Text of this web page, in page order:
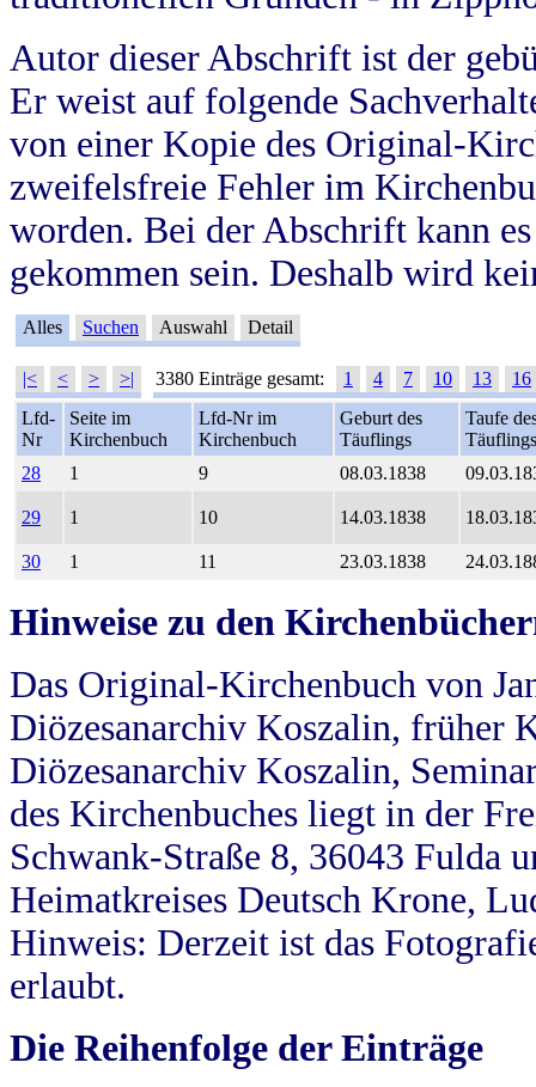
Autor dieser Abschrift ist der
Er weist auf folgende
von einer Kopie des Original-
zweifelsfreie Fehler im
worden. Bei der Abschrift kann
gekommen sein. Deshalb wird
Alles Suchen Auswahl Detail
|< < > >| 3380 Einträge gesamt: 1 4 7 10 13
16
Lfd-
Nr
Seite im
Kirchenbuch
Lfd-Nr im
Kirchenbuch
Geburt des
Täuflings
Taufe
Täuflings
28
1 9 08.03.1838
29 1 10 14.03.1838
30 1 11 23.03.1838
Hinweise zu den
Das Original-Kirchenbuch von
Diözesanarchiv Koszalin, früher
Diözesanarchiv Koszalin,
des Kirchenbuches liegt in der
Schwank-Straße 8, 36043 Fulda
Heimatkreises Deutsch Krone,
Hinweis: Derzeit ist das
erlaubt.
Die Reihenfolge der Einträge